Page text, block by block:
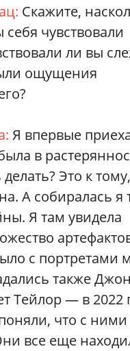
Скажите,
чувствовали
ли вы
ощущения
Я впервые
в
Это к
А собиралась я
Я там увидела
с портретами
также
Тейлор — в 2022
что с ними
все еще